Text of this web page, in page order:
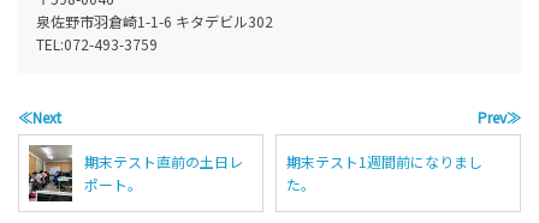
泉佐野市羽倉崎1-1-6 キタデビル302
TEL:072-493-3759
≪Next
期末テスト直前の土日レ
ポート。
Prev≫
期末テスト1週間前になりまし
た。